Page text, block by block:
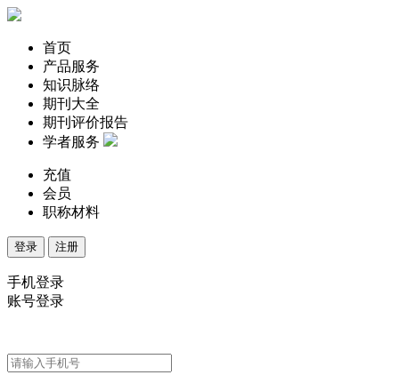
首页
产品服务
知识脉络
期刊大全
期刊评价报告
学者服务
充值
会员
职称材料
登录 注册
手机登录
账号登录